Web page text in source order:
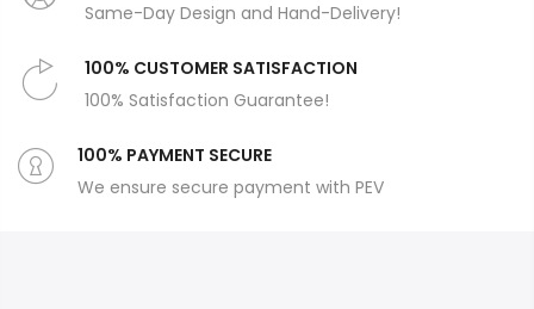
Same-Day Design and Hand-Delivery!
100% CUSTOMER SATISFACTION
100% Satisfaction Guarantee!
100% PAYMENT SECURE
We ensure secure payment with PEV